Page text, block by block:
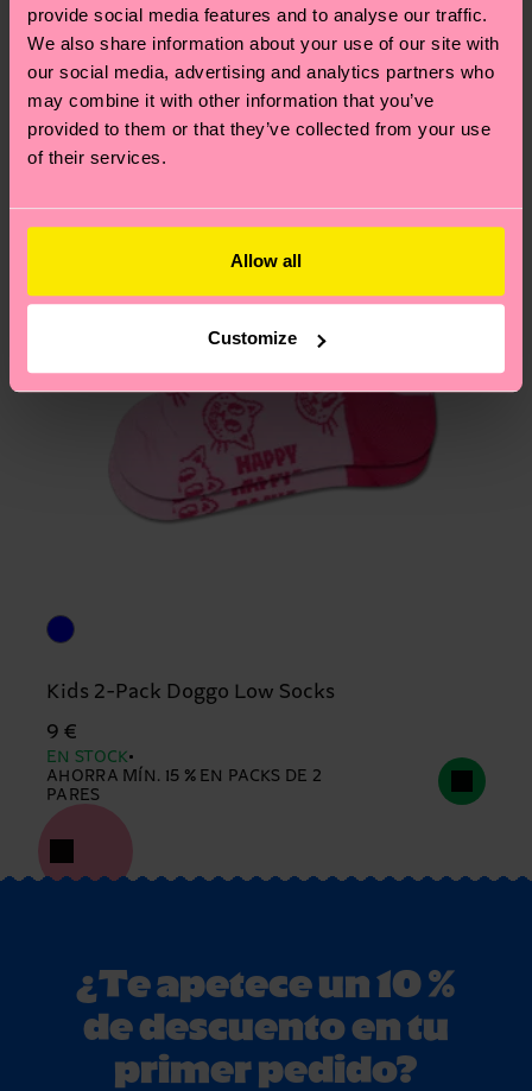
provide social media features and to analyse our traffic.
We also share information about your use of our site with
our social media, advertising and analytics partners who
may combine it with other information that you’ve
provided to them or that they’ve collected from your use
of their services.
Allow all
Customize
PRODUCTO 2: 75% Mezcla de algodón orgánico,
14% composition-recycled-pre-consumer-
polyamide, 9% Poliamida, 2% Elastano
¿Tienes dudas sobre las devoluciones? Visita
nuestra página deDevolucionespara ver las
respuestas a las preguntas más frecuentes.
Kids 2-Pack Doggo Low Socks
9 €
EN STOCK
AHORRA MÍN. 15 % EN PACKS DE 2
PARES
¿Te apetece un 10 %
de descuento en tu
primer pedido?